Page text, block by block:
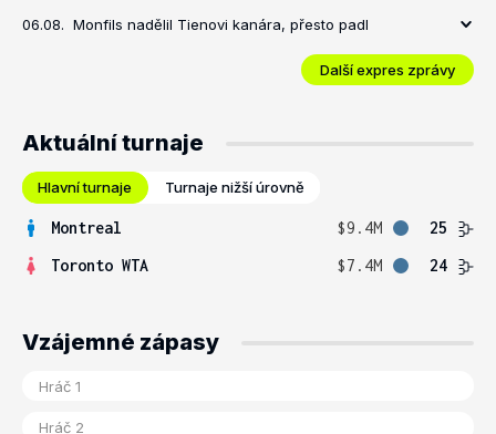
06.08. Monfils nadělil Tienovi kanára, přesto padl
Další expres zprávy
Aktuální turnaje
Hlavní turnaje Turnaje nižší úrovně
Montreal $9.4M
25
Toronto WTA
$7.4M 24
Vzájemné zápasy